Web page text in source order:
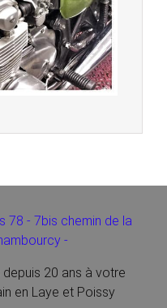
78 - 7bis chemin de la
-
20 ans à votre
en Laye et Poissy